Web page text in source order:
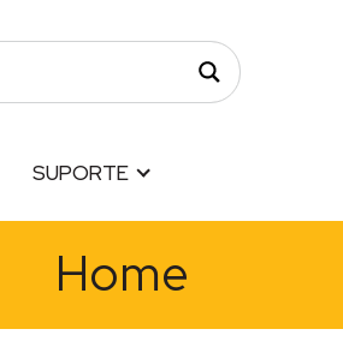
SUPORTE
Home